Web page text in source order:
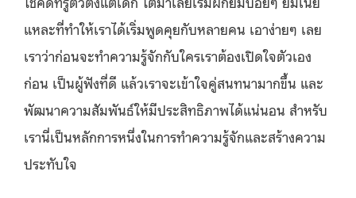
แหละที่ทำให้เราได้เริ่มพูดคุยกับหลายคน เอาง่ายๆ เลย
เราว่าก่อนจะทำความรู้จักกับใครเราต้องเปิดใจตัวเอง
ก่อน เป็นผู้ฟังที่ดี แล้วเราจะเข้าใจคู่สนทนามากขึ้น และ
พัฒนาความสัมพันธ์ให้มีประสิทธิภาพได้แน่นอน สำหรับ
เรานี่เป็นหลักการหนึ่งในการทำความรู้จักและสร้างความ
ประทับใจ